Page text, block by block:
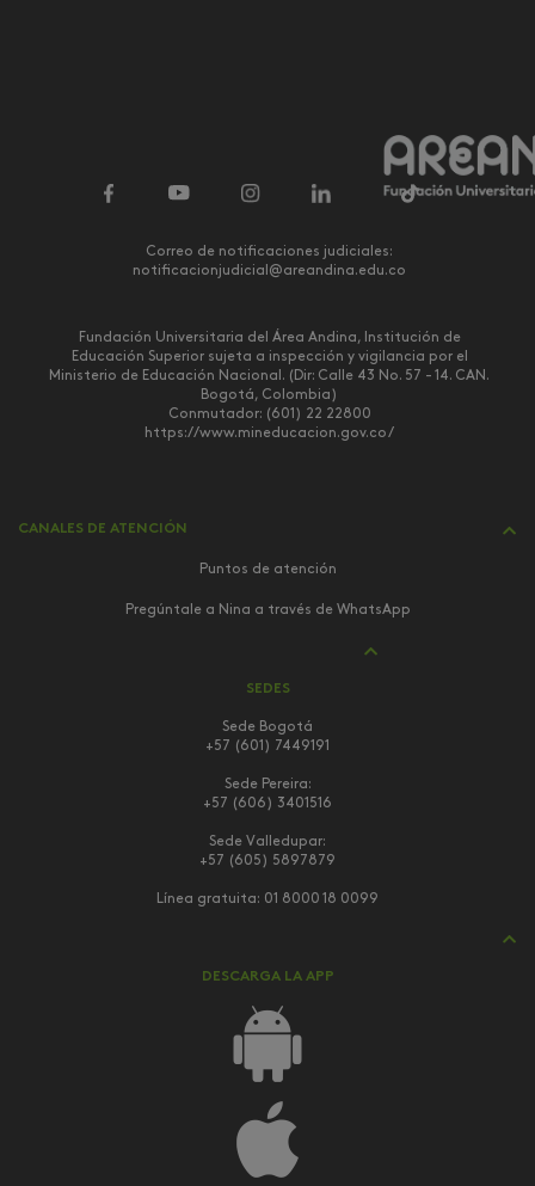
Correo de notificaciones judiciales:
notificacionjudicial@areandina.edu.co
Fundación Universitaria del Área Andina, Institución de
Educación Superior sujeta a inspección y vigilancia por el
Ministerio de Educación Nacional. (Dir: Calle 43 No. 57 - 14. CAN.
Bogotá, Colombia)
Conmutador: (601) 22 22800
https://www.mineducacion.gov.co/
CANALES DE ATENCIÓN
Puntos de atención
Pregúntale a Nina a través de WhatsApp
SEDES
Sede Bogotá
+57 (601) 7449191
Sede Pereira:
+57 (606) 3401516
Sede Valledupar:
+57 (605) 5897879
Línea gratuita: 01 8000 18 0099
DESCARGA LA APP